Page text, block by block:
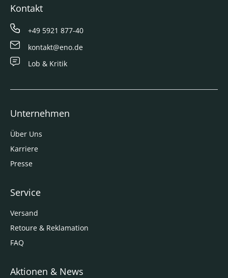
Kontakt
+49 5921 877-40
kontakt@eno.de
Lob & Kritik
Unternehmen
Über Uns
Karriere
Presse
Service
Versand
Retoure & Reklamation
FAQ
Aktionen & News